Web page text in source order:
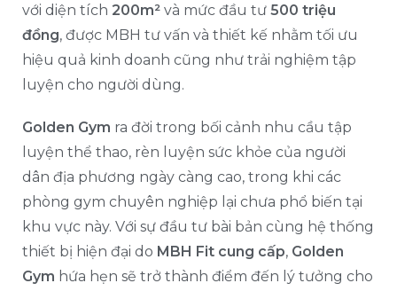
với diện tích 200m² và mức đầu tư 500 triệu
đồng, được MBH tư vấn và thiết kế nhằm tối ưu
hiệu quả kinh doanh cũng như trải nghiệm tập
luyện cho người dùng.
Golden Gym ra đời trong bối cảnh nhu cầu tập
luyện thể thao, rèn luyện sức khỏe của người
dân địa phương ngày càng cao, trong khi các
phòng gym chuyên nghiệp lại chưa phổ biến tại
khu vực này. Với sự đầu tư bài bản cùng hệ thống
thiết bị hiện đại do MBH Fit cung cấp, Golden
Gym hứa hẹn sẽ trở thành điểm đến lý tưởng cho